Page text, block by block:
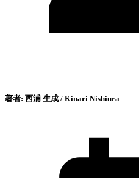
著者: 西浦 生成 / Kinari Nishiura